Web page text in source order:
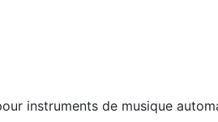
instruments de musique